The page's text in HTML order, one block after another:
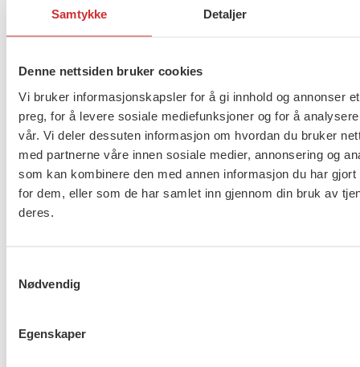
Samtykke Detaljer
Denne nettsiden bruker cookies
Vi bruker informasjonskapsler for å gi innhold og annonser
preg, for å levere sosiale mediefunksjoner og for å
vår. Vi deler dessuten informasjon om hvordan du bruker
med partnerne våre innen sosiale medier, annonsering og
som kan kombinere den med annen informasjon du har gjort
for dem, eller som de har samlet inn gjennom din bruk av
deres.
Nødvendig
Egenskaper
Dette gir en trygghet for dem som mottar hjelp. Vi
mener at en autorisasjon vil stimulere til faglig
utøvelsen av våre yrker. Autorisasjon er også viktig
for å synliggjøre kompetansen til
barnevernspedagoger og sosionomer.
FO-Studentene krever:
Like virkemidler overfor
forsvarlighet som overfor helsepersonell